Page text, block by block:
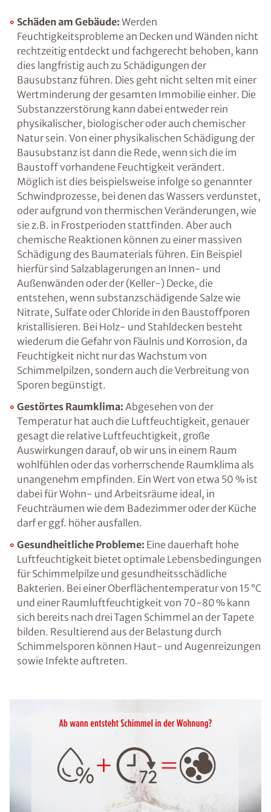
Wohlbefinden, sondern hat ebenfalls einen
entscheidenden Einfluss auf den Wert eines
Gebäudes sowie die Gesundheit der Bewohner.
Schäden am Gebäude:
Werden
Feuchtigkeitsprobleme an Decken und
Wänden nicht rechtzeitig entdeckt und
fachgerecht behoben, kann dies langfristig
auch zu Schädigungen der Bausubstanz
führen. Dies geht nicht selten mit einer
Wertminderung der gesamten Immobilie
einher. Die Substanzzerstörung kann dabei
entweder rein physikalischer, biologischer
oder auch chemischer Natur sein. Von einer
physikalischen Schädigung der Bausubstanz
ist dann die Rede, wenn sich die im Baustoff
vorhandene Feuchtigkeit verändert. Möglich
ist dies beispielsweise infolge so genannter
Schwindprozesse, bei denen das Wassers
verdunstet, oder aufgrund von thermischen
Veränderungen, wie sie z.B. in Frostperioden
stattfinden.
Aber auch chemische Reaktionen
können zu einer massiven Schädigung des
Baumaterials führen. Ein Beispiel hierfür sind
Salzablagerungen an Innen- und
Außenwänden oder der (Keller-) Decke, die
entstehen, wenn substanzschädigende Salze
wie Nitrate, Sulfate oder Chloride in den
Baustoffporen kristallisieren. Bei Holz- und
Stahldecken besteht wiederum die Gefahr von
Fäulnis und Korrosion, da Feuchtigkeit nicht
nur das Wachstum von Schimmelpilzen,
sondern auch die Verbreitung von Sporen
begünstigt.
Gestörtes Raumklima:
Temperatur hat auch die Luftfeuchtigkeit,
genauer gesagt die relative Luftfeuchtigkeit,
große Auswirkungen darauf, ob wir uns in
einem Raum wohlfühlen oder das
vorherrschende Raumklima als unangenehm
empfinden. Ein Wert von etwa 50 % ist dabei
für Wohn- und Arbeitsräume ideal, in
Feuchträumen wie dem Badezimmer oder der
Küche darf er ggf. höher ausfallen.
hohe Luftfeuchtigkeit bietet optimale
Lebensbedingungen für Schimmelpilze und
gesundheitsschädliche Bakterien. Bei einer
Raumluftfeuchtigkeit von 70-80 % kann sich
bereits nach drei Tagen Schimmel an der
Tapete bilden. Resultierend aus der Belastung
durch Schimmelsporen können Haut- und